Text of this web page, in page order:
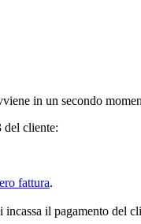
in un secondo
del cliente:
fattura.
il pagamento del